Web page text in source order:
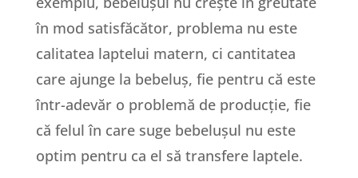
în mod satisfăcător, problema nu este
calitatea laptelui matern, ci cantitatea
care ajunge la bebeluș, fie pentru că este
într-adevăr o problemă de producție, fie
că felul în care suge bebelușul nu este
optim pentru ca el să transfere laptele.